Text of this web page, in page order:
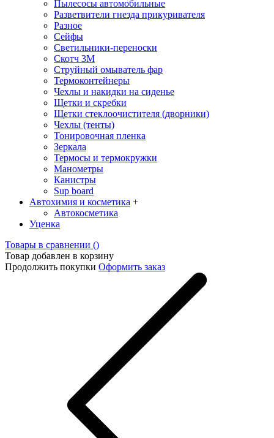
Пылесосы автомобильные
Разветвители гнезда прикуривателя
Разное
Сейфы
Светильники-переноски
Скотч 3М
Струйный омыватель фар
Термоконтейнеры
Чехлы и накидки на сиденье
Щетки и скребки
Щетки стеклоочистителя (дворники)
Чехлы (тенты)
Тонировочная пленка
Зеркалa
Термосы и термокружки
Манометры
Канистры
Sup board
Автохимия и косметика +
Автокосметика
Уценка
Товары в сравнении ()
Товар добавлен в корзину
Продолжить покупки Оформить заказ